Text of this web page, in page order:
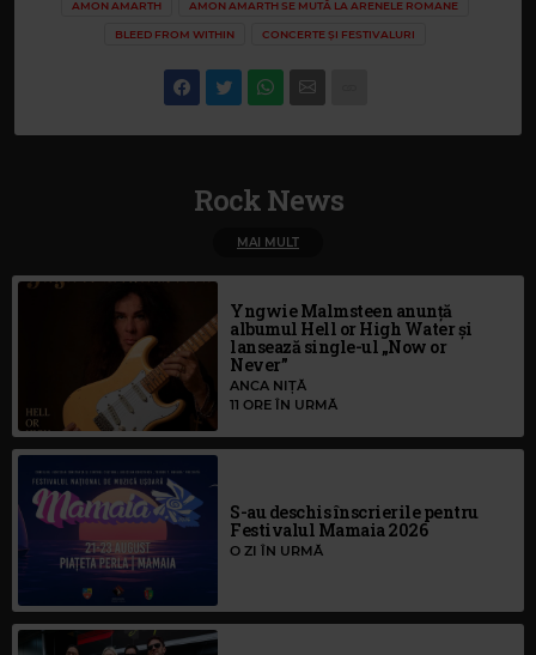
AMON AMARTH AMON AMARTH SE MUTĂ LA ARENELE ROMANE
BLEED FROM WITHIN CONCERTE ȘI FESTIVALURI
Rock News
MAI MULT
Yngwie Malmsteen anunță
albumul Hell or High Water și
lansează single-ul „Now or
Never”
ANCA NIȚĂ
11 ORE ÎN URMĂ
S-au deschis înscrierile pentru
Festivalul Mamaia 2026
O ZI ÎN URMĂ